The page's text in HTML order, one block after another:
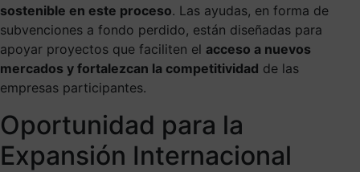
sostenible en este proceso. Las ayudas, en forma de
subvenciones a fondo perdido, están diseñadas para
apoyar proyectos que faciliten el acceso a nuevos
mercados y fortalezcan la competitividad de las
empresas participantes.
Oportunidad para la
Expansión Internacional